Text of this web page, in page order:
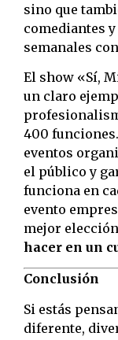
sino que
comediantes
semanales
El show «Sí,
un claro
400
eventos
el público y
funciona en
evento
mejor
hacer en un
Conclusión
Si estás
diferente,